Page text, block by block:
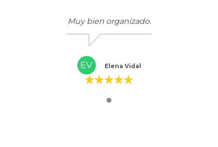
Muy bien organizado.
EV Elena Vidal